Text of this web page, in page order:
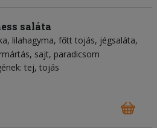
saláta
lilahagyma főtt tojás jégsaláta
sajt paradicsom
tej, tojás